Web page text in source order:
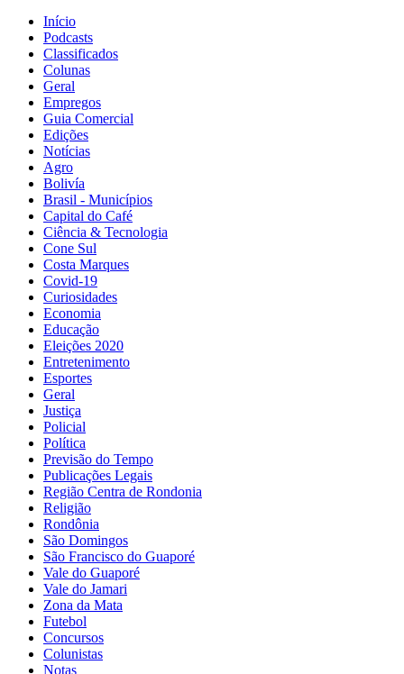
Início
Podcasts
Classificados
Colunas
Geral
Empregos
Guia Comercial
Edições
Notícias
Agro
Bolivía
Brasil - Municípios
Capital do Café
Ciência & Tecnologia
Cone Sul
Costa Marques
Covid-19
Curiosidades
Economia
Educação
Eleições 2020
Entretenimento
Esportes
Geral
Justiça
Policial
Política
Previsão do Tempo
Publicações Legais
Região Centra de Rondonia
Religião
Rondônia
São Domingos
São Francisco do Guaporé
Vale do Guaporé
Vale do Jamari
Zona da Mata
Futebol
Concursos
Colunistas
Notas